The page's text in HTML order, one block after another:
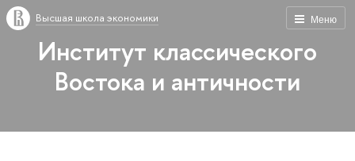
Меню
Высшая школа экономики
Институт классического
Востока и античности